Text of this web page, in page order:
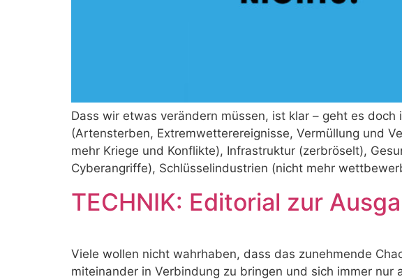
Dass wir etwas verändern müssen, ist klar – geht es
(Artensterben, Extremwetterereignisse, Vermüllung und
mehr Kriege und Konflikte), Infrastruktur (zerbröselt),
Cyberangriffe), Schlüsselindustrien (nicht mehr
TECHNIK: Editorial zur
Viele wollen nicht wahrhaben, dass das zunehmende
miteinander in Verbindung zu bringen und sich immer